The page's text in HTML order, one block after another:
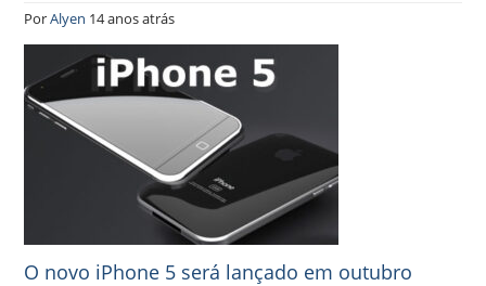
PorAlyen 14 anos atrás
O novo iPhone 5 será lançado em outubro